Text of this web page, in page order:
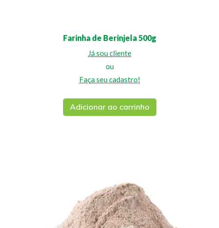
Farinha de Berinjela 500g
Já sou cliente
ou
Faça seu cadastro!
Adicionar ao carrinho